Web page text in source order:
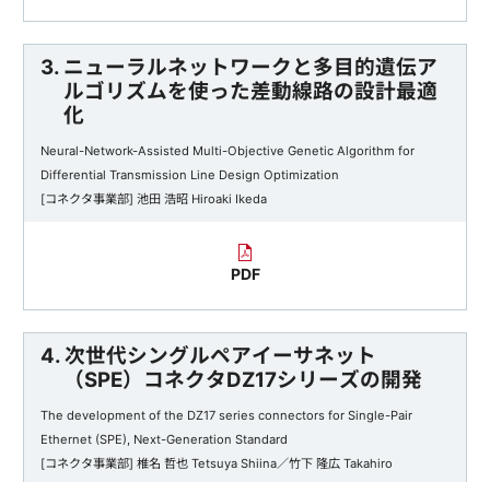
3. ニューラルネットワークと多目的遺伝ア
ルゴリズムを使った差動線路の設計最適
化
Neural-Network-Assisted Multi-Objective Genetic Algorithm for
Differential Transmission Line Design Optimization
[コネクタ事業部] 池田 浩昭 Hiroaki Ikeda
PDF
4. 次世代シングルペアイーサネット
（SPE）コネクタDZ17シリーズの開発
The development of the DZ17 series connectors for Single-Pair
Ethernet (SPE), Next-Generation Standard
[コネクタ事業部] 椎名 哲也 Tetsuya Shiina／竹下 隆広 Takahiro